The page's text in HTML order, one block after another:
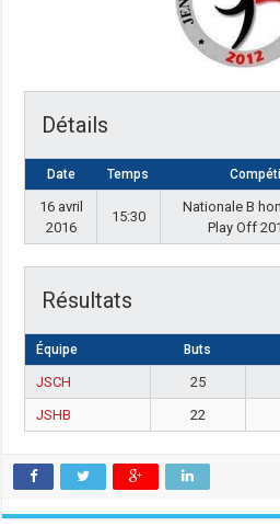
Détails
Date Temps
16 avril
2016
15:30
Nationale B
Play Off
Résultats
Équipe Buts
JSCH 25
JSHB
22